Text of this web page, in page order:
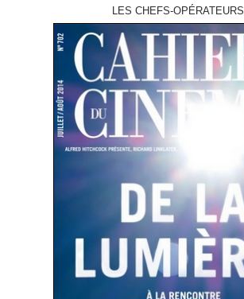
LES CHEFS-OPÉRATEURS